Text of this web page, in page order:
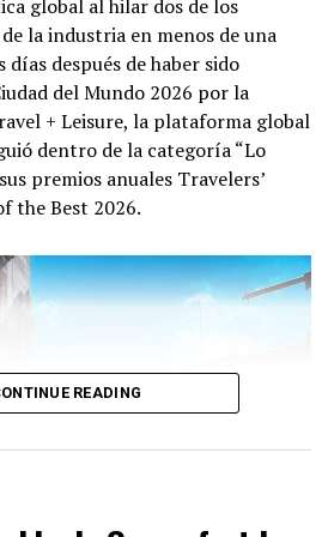
global al hilar dos de los
la industria en menos de una
días después de haber sido
del Mundo 2026 por la
+ Leisure, la plataforma global
dentro de la categoría “Lo
premios anuales Travelers’
the Best 2026.
READING